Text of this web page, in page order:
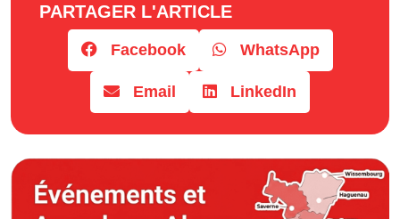
PARTAGER L'ARTICLE
Facebook WhatsApp
Email LinkedIn